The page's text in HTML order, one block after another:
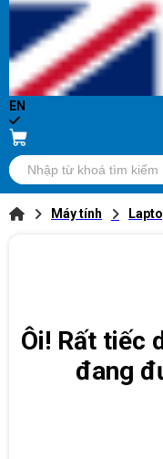
EN
Máy tính
Ôi! Rất tiếc
đang